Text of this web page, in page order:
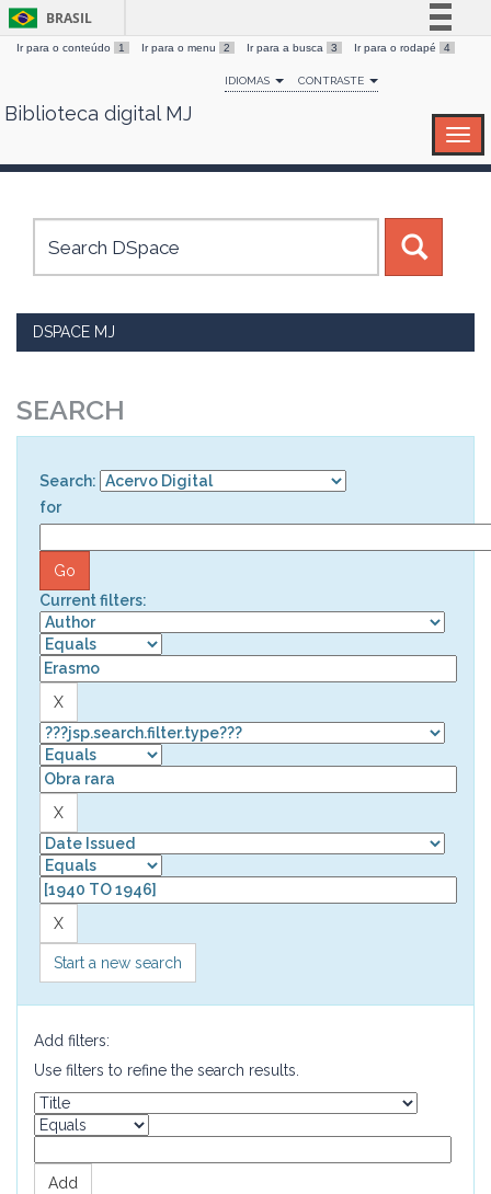
Skip
BRASIL
Simplifique!
Comunica BR
Canais
Ir para o conteúdo 1 Ir para o menu 2 Ir para a busca 3 Ir para o rodapé 4
IDIOMAS CONTRASTE
Biblioteca digital MJ
DSPACE MJ
SEARCH
Search:
for
Current filters:
Start a new search
Add filters:
Use filters to refine the search results.